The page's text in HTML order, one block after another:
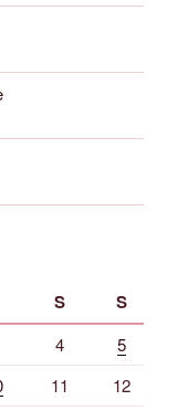
S S
4
5
11
12